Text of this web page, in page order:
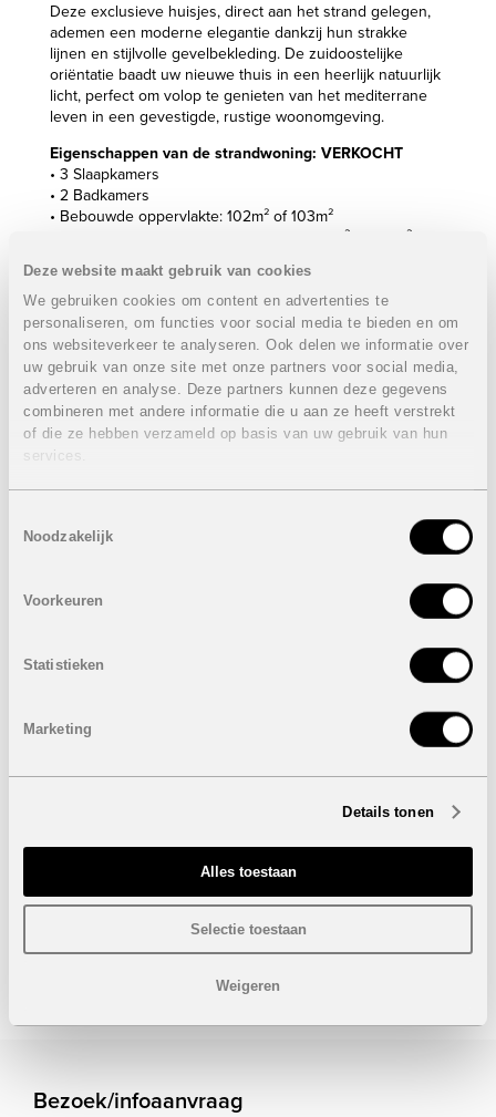
Deze website maakt gebruik van cookies
We gebruiken cookies om content en advertenties te
personaliseren, om functies voor social media te bieden en om
ons websiteverkeer te analyseren. Ook delen we informatie over
uw gebruik van onze site met onze partners voor social media,
adverteren en analyse. Deze partners kunnen deze gegevens
combineren met andere informatie die u aan ze heeft verstrekt
of die ze hebben verzameld op basis van uw gebruik van hun
services.
Noodzakelijk
Voorkeuren
Statistieken
Marketing
Details tonen
Alles toestaan
Selectie toestaan
Weigeren
Deze exclusieve huisjes, direct aan het strand gelegen,
ademen een moderne elegantie dankzij hun strakke
lijnen en stijlvolle gevelbekleding. De zuidoostelijke
oriëntatie baadt uw nieuwe thuis in een heerlijk natuurlijk
licht, perfect om volop te genieten van het mediterrane
leven in een gevestigde, rustige woonomgeving.
Eigenschappen van de strandwoning: VERKOCHT
• 3 Slaapkamers
• 2 Badkamers
• Bebouwde oppervlakte: 102m² of 103m²
• Patio op gelijkvloers achteraan: vanaf 19m² tot 22m²
• Dakterras: 33m² of 34m² met een adembenemend
uitzicht op zee!
• Inclusief:
elektrische toestellen
verlichting interieur & exterieur
volledige ingerichte badkamer
volledig ingerichte zomerkeuken
verwarmd zoutwater zwembad
• Unieke locatie: letterlijk enkele stappen van het strand!
• Licht en ruimte: optimale indeling voor maximaal comfort
• Privé buitenruimte: patio en een spectaculair solarium
• Mediterrane droom: leef de levensstijl waar u altijd van
De middelste woning heeft tijdelijk een actie: hier is het
meubelpakket samengesteld door interieurdesigners
stukje paradijs aan de Spaanse kust te bemachtigen.
informatie en een bezichtiging!
Onder voorbehoud van eventuele prijswijzigingen.
Bezoek/infoaanvraag